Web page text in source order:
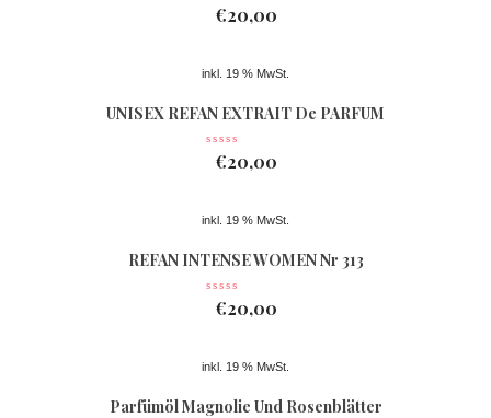
€20,00
inkl. 19 % MwSt.
UNISEX REFAN EXTRAIT De PARFUM
Nr 363
€20,00
inkl. 19 % MwSt.
REFAN INTENSE WOMEN Nr 313
€20,00
inkl. 19 % MwSt.
Parfümöl Magnolie Und Rosenblätter